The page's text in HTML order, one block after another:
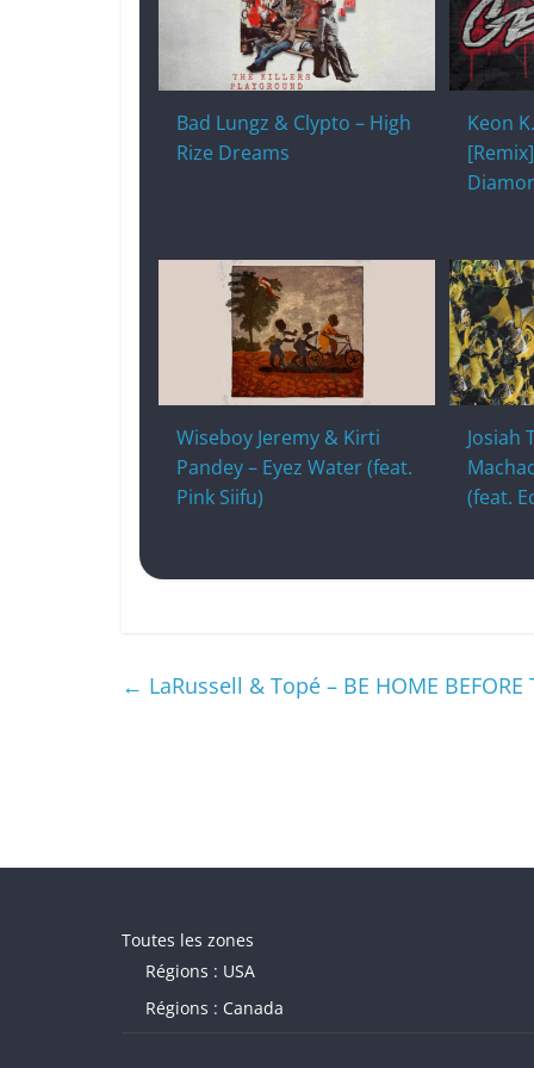
k
Bad Lungz & Clypto – High
Rize Dreams
Keon
Wiseboy Jeremy & Kirti
Pandey – Eyez Water (feat.
Pink Siifu)
Josiah
(feat.
← LaRussell & Topé – BE HOME BEFORE
Toutes les zones
Régions : USA
Régions : Canada